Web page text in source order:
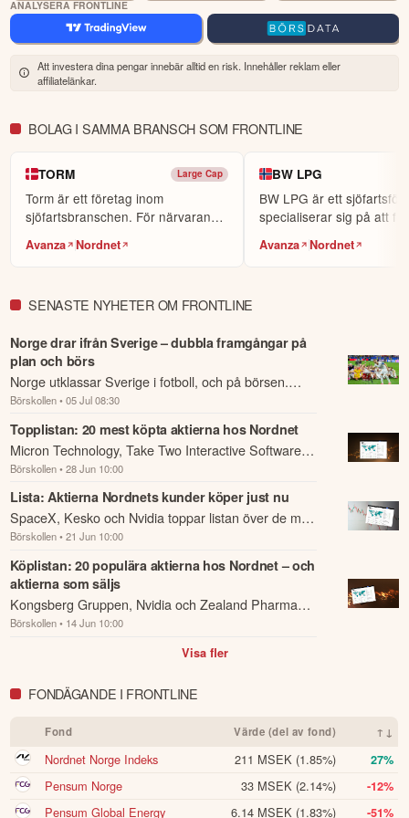
Fördjupa digi plattformen och på hemsidan finns mycket
information för att utvecklas, däribland utbildningskurser via
eToro Academy, nyheter, smidiga verktyg och ett av
världens största sociala investerarforum.
KOPIERA TOPPINVESTERARE
eToro är en investeringsplattform för flera tillgångsslag. Värdet på
dina investeringar kan gå upp eller ner. Du riskerar ditt kapital.
ANALYSERA FRONTLINE
Att investera dina pengar innebär alltid en risk. Innehåller reklam eller
affiliatelänkar.
BOLAG I SAMMA BRANSCH SOM FRONTLINE
TORM Large Cap
Torm är ett företag inom
sjöfartsbranschen. För närvarande
Avanza Nordnet
BW LPG
BW LPG är ett
specialiserar sig på att
Avanza Nordnet
SENASTE NYHETER OM FRONTLINE
Norge drar ifrån Sverige – dubbla framgångar på
plan och börs
Norge utklassar Sverige i fotboll, och på börsen.
Uppgången på Oslobörsen är mer än dubbelt så hög
i år jämfört med i Stockholm.
Börskollen • 05 Jul 08:30
Topplistan: 20 mest köpta aktierna hos Nordnet
Micron Technology, Take Two Interactive Software
och Microsoft toppar listan över de mest köpta
aktierna hos Nordnets kunder denna vecka.
Börskollen • 28 Jun 10:00
Lista: Aktierna Nordnets kunder köper just nu
SpaceX, Kesko och Nvidia toppar listan över de mest
köpta aktierna hos Nordnets kunder denna vecka.
Börskollen • 21 Jun 10:00
Köplistan: 20 populära aktierna hos Nordnet – och
aktierna som säljs
Kongsberg Gruppen, Nvidia och Zealand Pharma
toppar listan över de mest köpta aktierna hos
Nordnets kunder denna vecka.
Börskollen • 14 Jun 10:00
Visa fler
FONDÄGANDE I FRONTLINE
Fond Värde (del av fond) ↑↓
Nordnet Norge Indeks 211 MSEK (1.85%) 27%
Pensum Norge 33 MSEK (2.14%) -12%
Pensum Global Energy 6.14 MSEK (1.83%) -51%